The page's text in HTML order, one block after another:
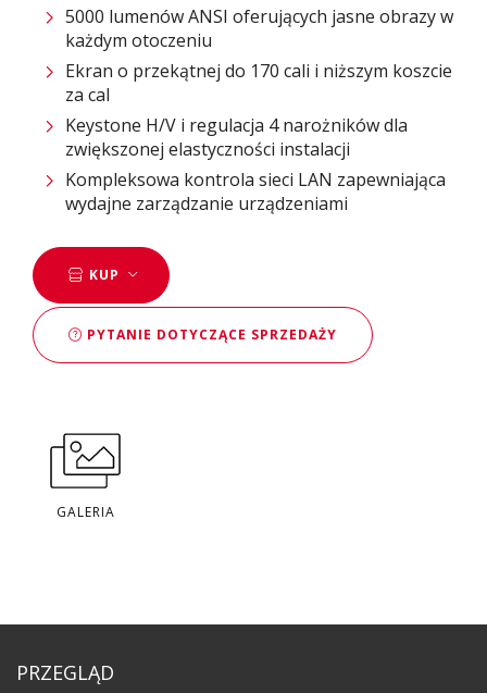
5000 lumenów ANSI oferujących jasne obrazy w
każdym otoczeniu
Ekran o przekątnej do 170 cali i niższym koszcie
za cal
Keystone H/V i regulacja 4 narożników dla
zwiększonej elastyczności instalacji​​
Kompleksowa kontrola sieci LAN zapewniająca
wydajne zarządzanie urządzeniami​​
KUP
PYTANIE DOTYCZĄCE SPRZEDAŻY
GALERIA
PRZEGLĄD